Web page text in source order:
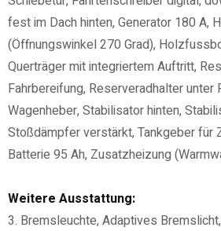
fest im Dach hinten, Generator 180 A,
(Öffnungswinkel 270 Grad),
Querträger mit integriertem Auftritt,
Fahrbereifung, Reserveradhalter unter
Wagenheber, Stabilisator hinten,
Stoßdämpfer verstärkt, Tankgeber für
Batterie 95 Ah, Zusatzheizung
Weitere Ausstattung:
3. Bremsleuchte, Adaptives